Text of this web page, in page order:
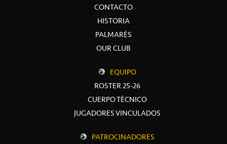
CONTACTO
HISTORIA
PALMARÉS
OUR CLUB
EQUIPO
ROSTER 25-26
CUERPO TÉCNICO
JUGADORES VINCULADOS
PATROCINADORES